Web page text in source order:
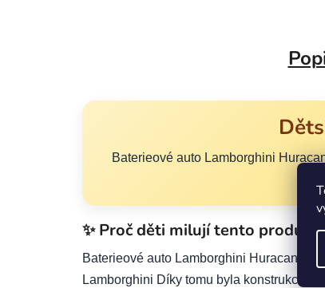
Baterieové auto Lamborghini
✨ Proč děti milují tento produkt
Baterieové auto Lamborghini Huracan
Lamborghini Díky tomu byla konstrukce